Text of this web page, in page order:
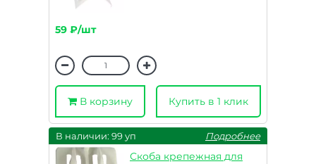
59 ₽/шт
В корзину Купить в 1 клик
В наличии: 99 уп Подробнее
Скоба крепежная для